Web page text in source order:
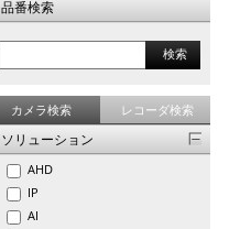
品番検索
検索
カメラ検索 レコーダ検索
ソリューション
AHD
IP
AI